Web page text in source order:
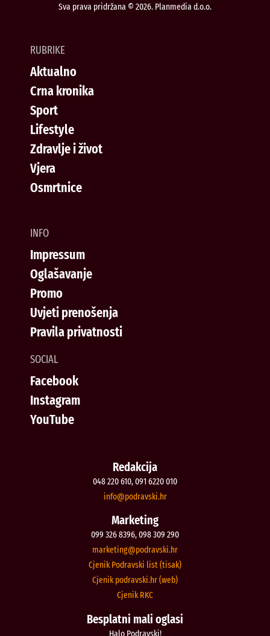
Sva prava pridržana © 2026. Planmedia d.o.o.
RUBRIKE
Aktualno
Crna kronika
Sport
Lifestyle
Zdravlje i život
Vjera
Osmrtnice
INFO
Impressum
Oglašavanje
Promo
Uvjeti prenošenja
Pravila privatnosti
SOCIAL
Facebook
Instagram
YouTube
Redakcija
048 220 610, 091 6220 010
rh.iksvardop
@ofni
Marketing
099 326 8396, 098 309 290
rh.iksvardop
@gnitekram
Cjenik Podravski list (tisak)
Cjenik podravski.hr (web)
Cjenik RKC
Besplatni mali oglasi
Halo Podravski!